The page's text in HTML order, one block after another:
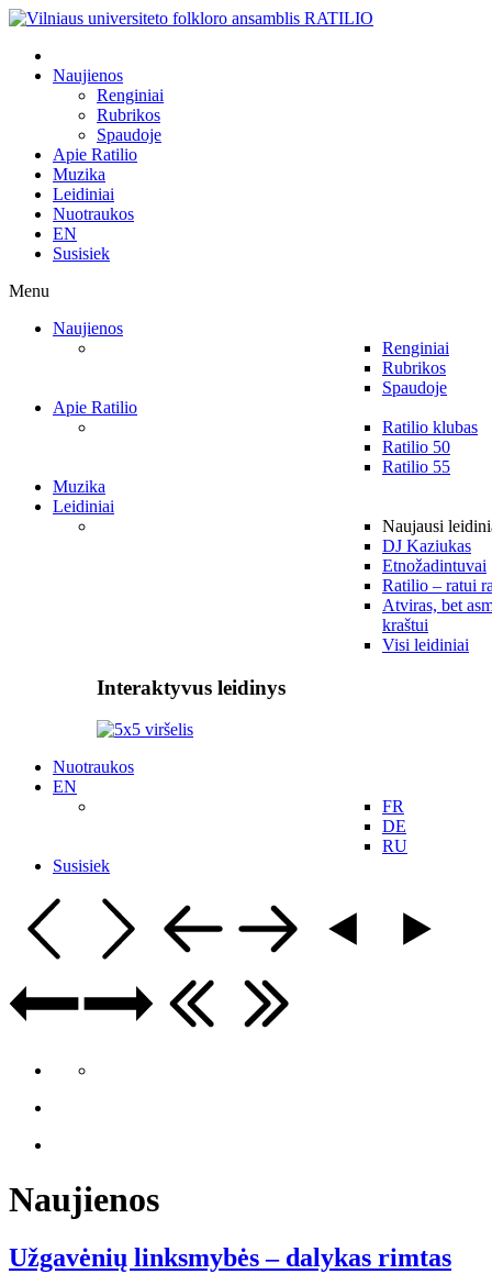
Naujienos
Renginiai
Rubrikos
Spaudoje
Apie Ratilio
Muzika
Leidiniai
Nuotraukos
EN
Susisiek
Menu
Naujienos
Renginiai
Rubrikos
Spaudoje
Apie Ratilio
Ratilio klubas
Ratilio 50
Ratilio 55
Muzika
Leidiniai
Naujausi
DJ Kaziukas
Etnožadintuvai
Ratilio – ratui
Atviras, bet
kraštui
Visi leidiniai
Interaktyvus leidinys
Nuotraukos
EN
FR
DE
RU
Susisiek
Naujienos
Užgavėnių linksmybės – dalykas rimtas